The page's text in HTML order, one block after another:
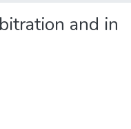
and in